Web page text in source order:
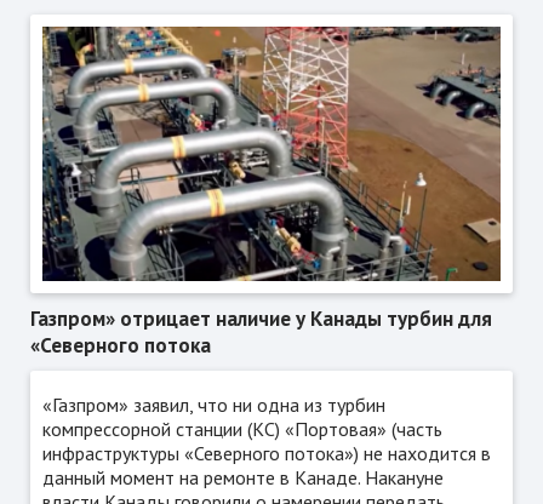
Газпром» отрицает наличие у Канады турбин для
«Северного потока
«Газпром» заявил, что ни одна из турбин
компрессорной станции (КС) «Портовая» (часть
инфраструктуры «Северного потока») не находится в
данный момент на ремонте в Канаде. Накануне